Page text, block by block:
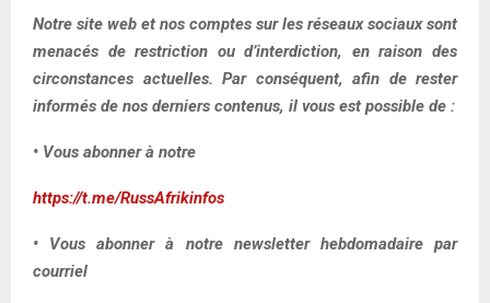
Notre site web et nos comptes sur les réseaux sociaux sont
menacés de restriction ou d’interdiction, en raison des
circonstances actuelles. Par conséquent, afin de rester
informés de nos derniers contenus, il vous est possible de :
• Vous abonner à notre
https://t.me/RussAfrikinfos
• Vous abonner à notre newsletter hebdomadaire par
courriel